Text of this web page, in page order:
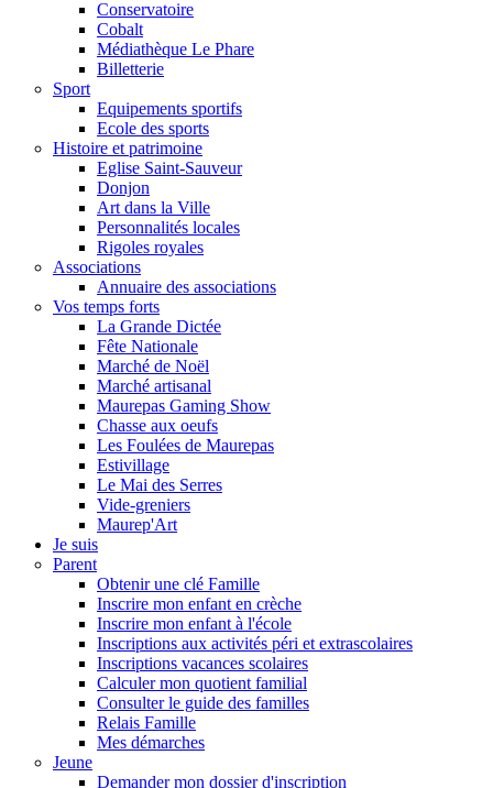
Conservatoire
Cobalt
Médiathèque Le Phare
Billetterie
Sport
Equipements sportifs
Ecole des sports
Histoire et patrimoine
Eglise Saint-Sauveur
Donjon
Art dans la Ville
Personnalités locales
Rigoles royales
Associations
Annuaire des associations
Vos temps forts
La Grande Dictée
Fête Nationale
Marché de Noël
Marché artisanal
Maurepas Gaming Show
Chasse aux oeufs
Les Foulées de Maurepas
Estivillage
Le Mai des Serres
Vide-greniers
Maurep'Art
Je suis
Parent
Obtenir une clé Famille
Inscrire mon enfant en crèche
Inscrire mon enfant à l'école
Inscriptions aux activités péri et extrascolaires
Inscriptions vacances scolaires
Calculer mon quotient familial
Consulter le guide des familles
Relais Famille
Mes démarches
Jeune
Demander mon dossier d'inscription